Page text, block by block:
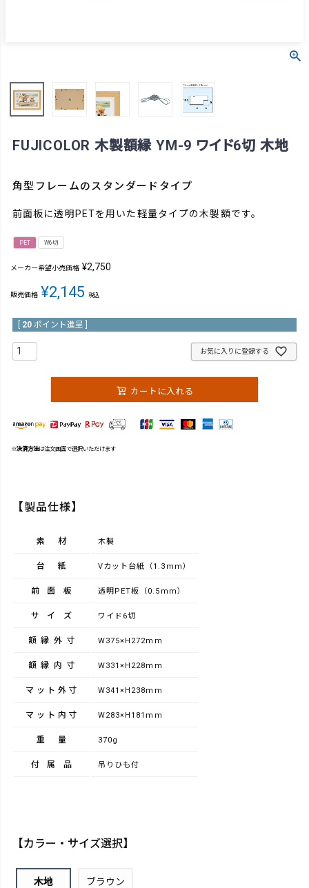
FUJICOLOR 木製額縁 YM-9 ワイド6切 木地
角型フレームのスタンダードタイプ
前面板に透明PETを用いた軽量タイプの木製額です。
PET W6切
メーカー希望小売価格 ¥2,750
販売価格 ¥2,145 税込
20 ポイント進呈 ]
お気に入りに登録する
カートに入れる
※決済方法は注文画面で選択いただけます
【製品仕様】
素材 木製
台紙 Vカット台紙（1.3mm）
前面板 透明PET板（0.5mm）
サイズ ワイド6切
額縁外寸 W375×H272mm
額縁内寸 W331×H228mm
マット外寸 W341×H238mm
マット内寸 W283×H181mm
重量 370g
付属品 吊りひも付
【カラー・サイズ選択】
木地 ブラウン